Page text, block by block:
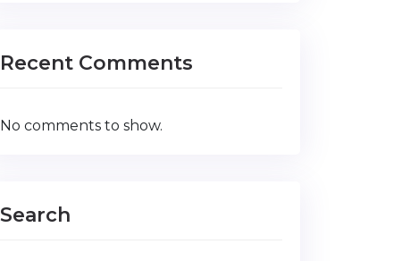
Recent Comments
No comments to show.
Search